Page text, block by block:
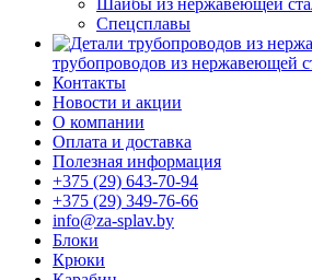
Шайбы из нержавеющей
Спецсплавы
трубопроводов из нержавеющей
Контакты
Новости и акции
О компании
Оплата и доставка
Полезная информация
+375 (29) 643-70-94
+375 (29) 349-76-66
info@za-splav.by
Блоки
Крюки